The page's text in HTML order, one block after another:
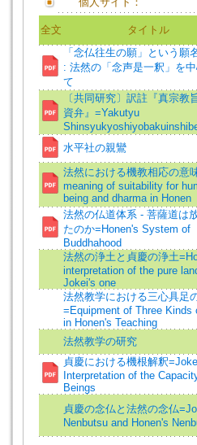
全文 タイトル
「念仏往生の願」という願
: 法然の「念声是一釈」を
て
〔共同研究〕訳註『真宗教
資弁』=Yakutyu
水平社の親鸞
法然における機教相応の意
meaning of suitability for
being and dharma in Honen
法然の仏道体系 - 菩薩道は
たのか=Honen's System of
Buddhahood
法然の浄土と貞慶の浄土
interpretation of the pure
Jokei's one
法然教学における三心具足
=Equipment of Three Kinds
in Honen's Teaching
法然教学の研究
貞慶における機根解釈
Interpretation of the
Beings
貞慶の念仏と法然の念仏
Nenbutsu and Honen's